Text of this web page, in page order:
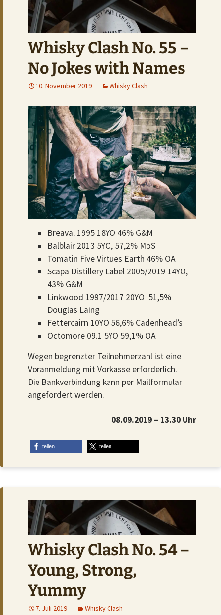
Whisky Clash No. 55 –
No Jokes with Names
10. November 2019 Whisky Clash
Breaval 1995 18YO 46% G&M
Balblair 2013 5YO, 57,2% MoS
Tomatin Five Virtues Earth 46% OA
Scapa Distillery Label 2005/2019 14YO,
43% G&M
Linkwood 1997/2017 20YO 51,5%
Douglas Laing
Fettercairn 10YO 56,6% Cadenhead’s
Octomore 09.1 5YO 59,1% OA
Wegen begrenzter Teilnehmerzahl ist eine
Voranmeldung mit Vorkasse erforderlich.
Die Bankverbindung kann per Mailformular
angefordert werden.
08.09.2019 – 13.30 Uhr
teilen teilen
Whisky Clash No. 54 –
Young, Strong,
Yummy
7. Juli 2019 Whisky Clash